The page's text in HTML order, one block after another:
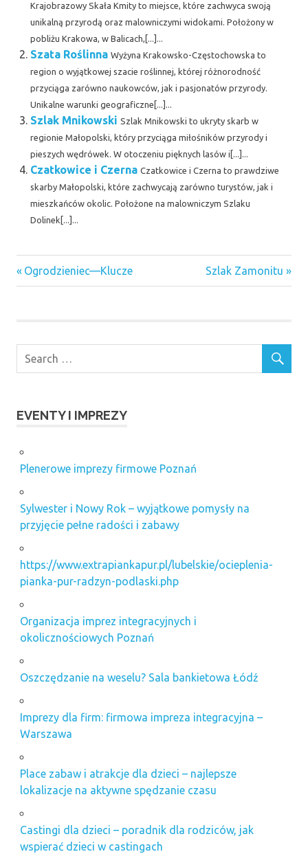
Krajobrazowy Skała Kmity to miejsce, które zachwyca swoją
unikalną przyrodą oraz malowniczymi widokami. Położony w
pobliżu Krakowa, w Balicach,[...]...
Szata Roślinna Wyżyna Krakowsko-Częstochowska to
region o wyjątkowej szacie roślinnej, której różnorodność
przyciąga zarówno naukowców, jak i pasjonatów przyrody.
Unikalne warunki geograficzne[...]...
Szlak Mnikowski Szlak Mnikowski to ukryty skarb w
regionie Małopolski, który przyciąga miłośników przyrody i
pieszych wędrówek. W otoczeniu pięknych lasów i[...]...
Czatkowice i Czerna Czatkowice i Czerna to prawdziwe
skarby Małopolski, które zachwycają zarówno turystów, jak i
mieszkańców okolic. Położone na malowniczym Szlaku
Dolinek[...]...
Nawigacja
Previous
Post:
Ogrodzieniec—Klucze
Next
Post:
Szlak Zamonitu
EVENTY I IMPREZY
Plenerowe imprezy firmowe Poznań
Sylwester i Nowy Rok – wyjątkowe pomysły na
przyjęcie pełne radości i zabawy
https://www.extrapiankapur.pl/lubelskie/ocieplenia-
pianka-pur-radzyn-podlaski.php
Organizacja imprez integracyjnych i
okolicznościowych Poznań
Oszczędzanie na weselu? Sala bankietowa Łódź
Imprezy dla firm: firmowa impreza integracyjna –
Warszawa
Place zabaw i atrakcje dla dzieci – najlepsze
lokalizacje na aktywne spędzanie czasu
Castingi dla dzieci – poradnik dla rodziców, jak
wspierać dzieci w castingach